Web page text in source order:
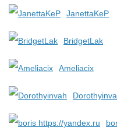
JanettaKeP
BridgetLak
Ameliacix